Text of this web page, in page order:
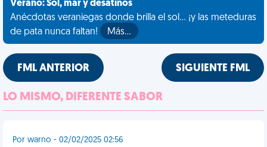
Verano: Sol, mar y desatinos
Anécdotas veraniegas donde brilla el sol... ¡y las meteduras
de pata nunca faltan!
Más…
FML ANTERIOR SIGUIENTE FML
LO MISMO, DIFERENTE SABOR
Por warno - 02/02/2025 02:56